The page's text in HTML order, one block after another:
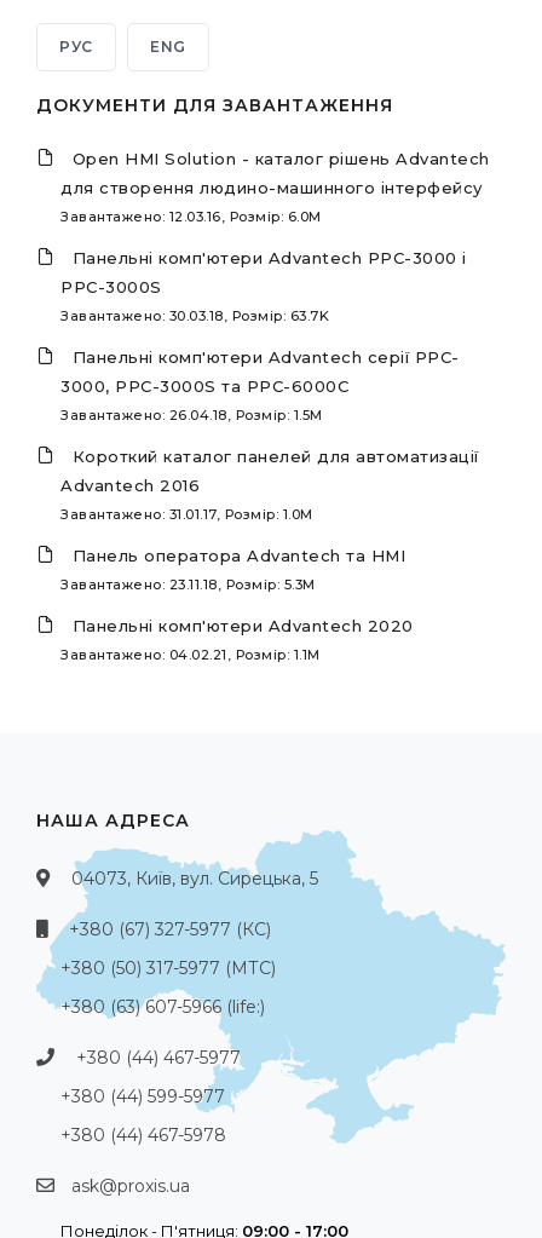
РУС ENG
ДОКУМЕНТИ ДЛЯ ЗАВАНТАЖЕННЯ
Open HMI Solution - каталог рішень Advantech
для створення людино-машинного інтерфейсу
Завантажено: 12.03.16, Розмір: 6.0M
Панельні комп'ютери Advantech PPC-3000 і
PPC-3000S
Завантажено: 30.03.18, Розмір: 63.7K
Панельні комп'ютери Advantech серії PPC-
3000, PPC-3000S та PPC-6000C
Завантажено: 26.04.18, Розмір: 1.5M
Короткий каталог панелей для автоматизації
Advantech 2016
Завантажено: 31.01.17, Розмір: 1.0M
Панель оператора Advantech та HMI
Завантажено: 23.11.18, Розмір: 5.3M
Панельні комп'ютери Advantech 2020
Завантажено: 04.02.21, Розмір: 1.1M
НАША АДРЕСА
04073, Київ, вул. Сирецька, 5
+380 (67) 327-5977 (КС)
+380 (50) 317-5977 (МТС)
+380 (63) 607-5966 (life:)
+380 (44) 467-5977
+380 (44) 599-5977
+380 (44) 467-5978
ask@proxis.ua
Понеділок - П'ятниця: 09:00 - 17:00